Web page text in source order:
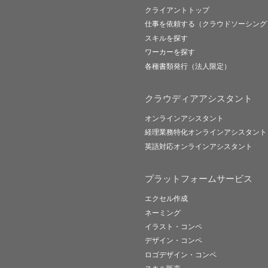
クライアントトップ
仕事を依頼する（クラウドソーシング
スキルを探す
ワーカーを探す
各種書類発行（法人限定）
クラウディアアシスタント
オンラインアシスタント
経理業務特化オンラインアシスタント
英語対応オンラインアシスタント
プラットフォームサービス
エクセル作成
ネーミング
イラスト・コンペ
デザイン・コンペ
ロゴデザイン・コンペ